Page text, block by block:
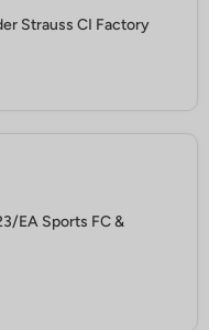
Strauss CI Factory
EA Sports FC &